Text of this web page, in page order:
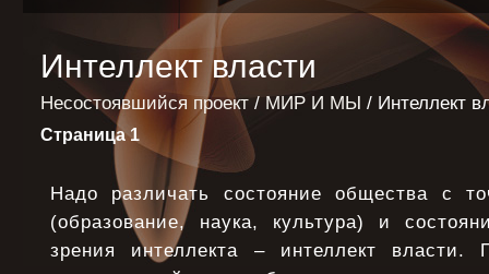
Интеллект власти
Несостоявшийся проект / МИР И МЫ / Интеллект
Страница 1
Надо различать состояние общества с
(образование, наука, культура) и
зрения интеллекта – интеллект власти.